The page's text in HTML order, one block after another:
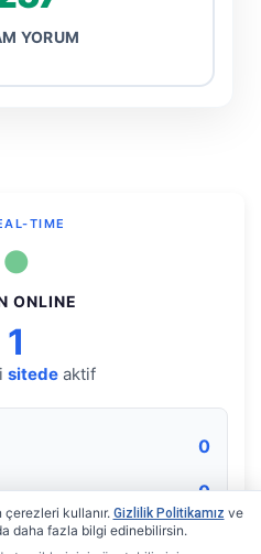
YORUM
TIME
●
ONLINE
1
sitede aktif
0
0
kullanır. Gizlilik Politikamız ve
daha fazla bilgi edinebilirsin.